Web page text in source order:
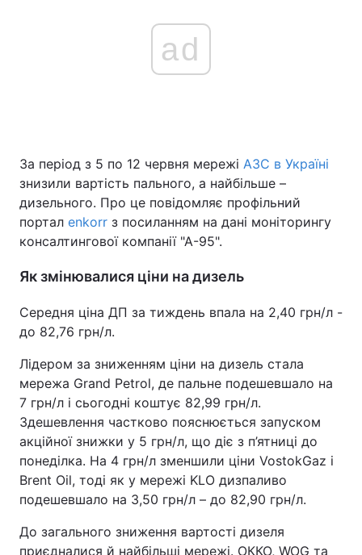
ad
За період з 5 по 12 червня мережі АЗС в Україні
знизили вартість пального, а найбільше –
дизельного. Про це повідомляє профільний
портал enkorr з посиланням на дані моніторингу
консалтингової компанії "А-95".
Як змінювалися ціни на дизель
Середня ціна ДП за тиждень впала на 2,40 грн/л -
до 82,76 грн/л.
Лідером за зниженням ціни на дизель стала
мережа Grand Petrol, де пальне подешевшало на
7 грн/л і сьогодні коштує 82,99 грн/л.
Здешевлення частково пояснюється запуском
акційної знижки у 5 грн/л, що діє з п’ятниці до
понеділка. На 4 грн/л зменшили ціни VostokGaz і
Brent Oil, тоді як у мережі KLO дизпаливо
подешевшало на 3,50 грн/л – до 82,90 грн/л.
До загального зниження вартості дизеля
приєдналися й найбільші мережі. ОККО, WOG та